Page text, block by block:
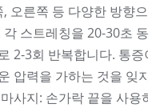
, 오른쪽 등 다양한 방향
각 스트레칭을 20-30초
2-3회 반복합니다. 통
압력을 가하는 것을 잊
사지: 손가락 끝을 사용